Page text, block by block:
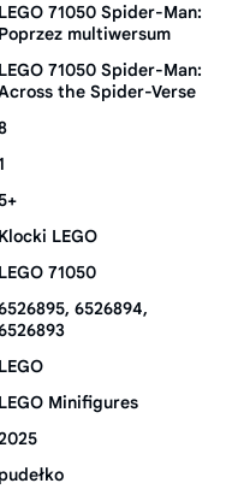
LEGO 71050 Spider-Man:
Poprzez multiwersum
LEGO 71050 Spider-Man:
the Spider-Verse
Klocki LEGO
LEGO 71050
6526894,
LEGO
LEGO Minifigures
pudełko